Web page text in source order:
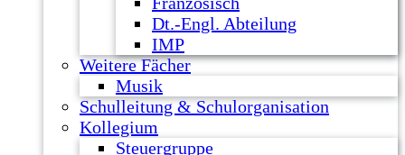
Dt.-Engl. Abteilung
IMP
Weitere Fächer
Musik
Schulleitung & Schulorganisation
Kollegium
Steuergruppe